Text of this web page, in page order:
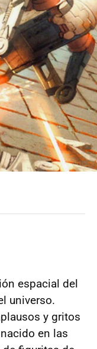
espacial del
universo.
y gritos
en las